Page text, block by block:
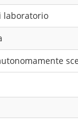
laboratorio